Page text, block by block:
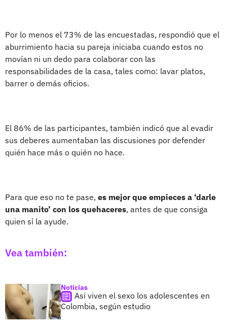
Por lo menos el 73% de las encuestadas, respondió que el
aburrimiento hacia su pareja iniciaba cuando estos no
movían ni un dedo para colaborar con las
responsabilidades de la casa, tales como: lavar platos,
barrer o demás oficios.
El 86% de las participantes, también indicó que al evadir
sus deberes aumentaban las discusiones por defender
quién hace más o quién no hace.
Para que eso no te pase, es mejor que empieces a ‘darle
una manito’ con los quehaceres, antes de que consiga
quien sí la ayude.
Vea también:
Noticias
Así viven el sexo los adolescentes en
Colombia, según estudio